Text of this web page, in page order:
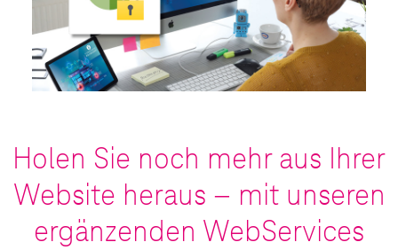
Holen Sie noch mehr aus Ihrer
Website heraus – mit unseren
ergänzenden WebServices